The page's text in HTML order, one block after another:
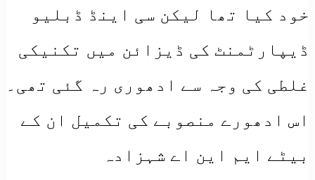
خود کیا تھا لیکن سی اینڈ ڈبلیو
ڈیپارٹمنٹ کی ڈیزائن میں تکنیکی
غلطی کی وجہ سے ادھوری رہ گئی تھی۔
اس ادھورے منصوبے کی تکمیل ان کے
بیٹے ایم این اے شہزادہ